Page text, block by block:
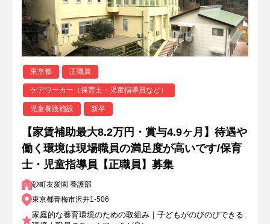
東京都 正職員
ケアワーカー（保育士・児童指導員など）
児童養護施設 新卒
【家賃補助最大8.2万円・賞与4.9ヶ月】待遇や
働く環境は現場職員の満足度が高いです/保育
士・児童指導員【正職員】募集
砂町友愛園 養護部
東京都青梅市沢井1-506
家庭的な養育環境のための取組み｜子どもがのびのびできる